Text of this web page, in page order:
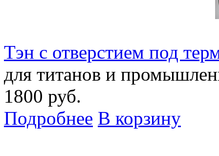
Тэн с отверстием под
для титанов и
1800 руб.
Подробнее В корзину